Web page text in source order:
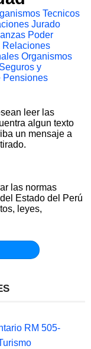
Tecnicos
Jurado
Poder
Relaciones
Organismos
y
Pensiones
leer las
algun texto
un mensaje a
las normas
Estado del Perú
leyes,
RM 505-